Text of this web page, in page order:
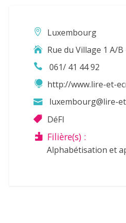
Luxembourg
Rue du Village 1 A/
061/ 41 44 92
http://www.lire-et-
luxembourg@lire-
DéFI
Filière(s) :
Alphabétisation et